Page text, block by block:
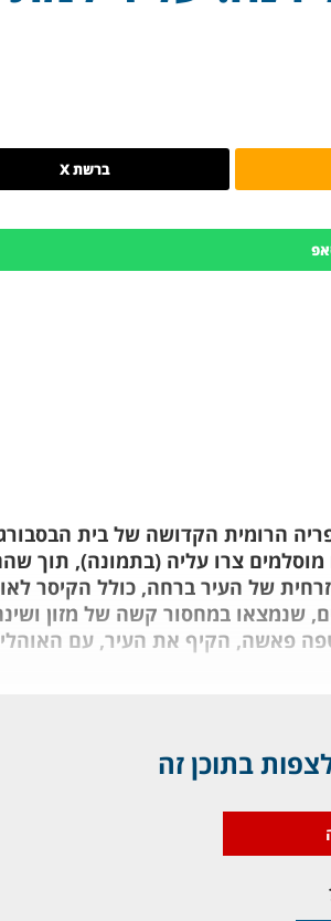
ברשת X
האימפריה הרומית הקדושה של בית
חיילים עות'מאנים מוסלמים צרו עליה (בתמונה), תוך
של העיר ברחה, כולל הקיסר
חיל מצב של 12 אלף חיילים, שנמצאו במחסור קשה של מזון
פאשה, הקיף את העיר, עם
בתוכן זה